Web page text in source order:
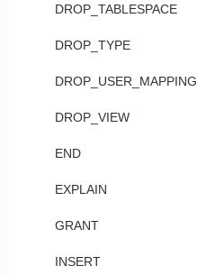
DROP_TABLESPACE
DROP_TYPE
DROP_USER_MAPPING
DROP_VIEW
END
EXPLAIN
GRANT
INSERT